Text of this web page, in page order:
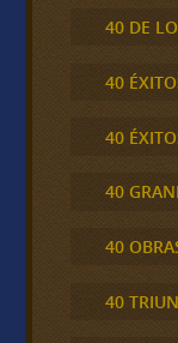
40 DE
40
40
40
40
40